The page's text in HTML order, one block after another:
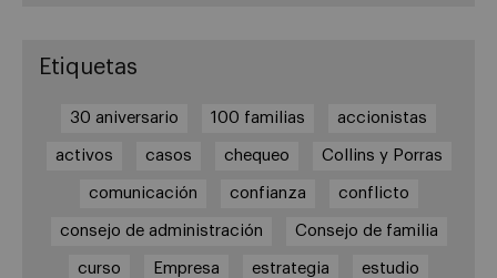
Etiquetas
30 aniversario 100 familias accionistas
activos casos chequeo Collins y Porras
comunicación confianza conflicto
consejo de administración Consejo de familia
curso Empresa estrategia estudio